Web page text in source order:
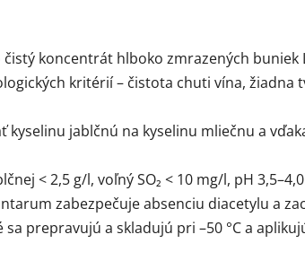
čistý koncentrát hlboko zmrazených
kritérií – čistota chuti vína,
jablčnú na kyselinu mliečnu a
< 2,5 g/l, voľný SO₂ < 10 mg/l, pH
zabezpečuje absenciu diacetylu a
prepravujú a skladujú pri –50 °C a